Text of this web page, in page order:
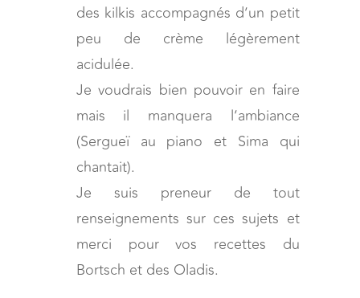
des kilkis accompagnés d’un petit
peu de crème légèrement
acidulée.
Je voudrais bien pouvoir en faire
mais il manquera l’ambiance
(Sergueï au piano et Sima qui
chantait).
Je suis preneur de tout
renseignements sur ces sujets et
merci pour vos recettes du
Bortsch et des Oladis.